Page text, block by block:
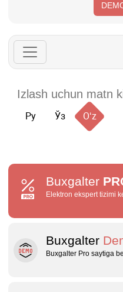
Ру Ўз Oʻz
Buxgalter
Elektron ekspert tizimi
Buxgalter
Buxgalter Pro saytiga